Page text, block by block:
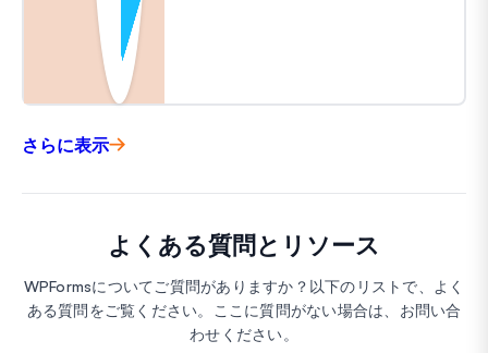
さらに表示
よくある質問とリソース
WPFormsについてご質問がありますか？以下のリストで、よく
ある質問をご覧ください。ここに質問がない場合は、お問い合
わせください。